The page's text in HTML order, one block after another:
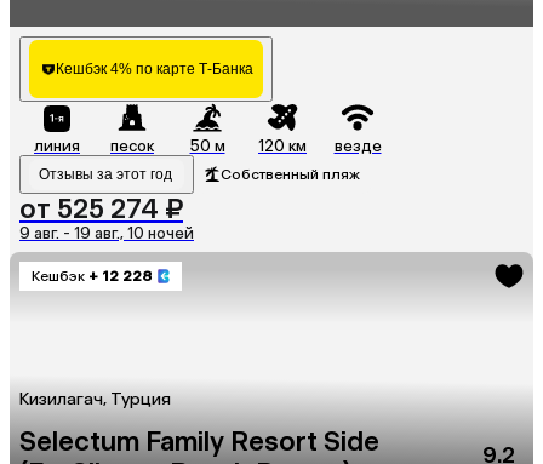
Кешбэк 4% по карте Т-Банка
линия песок 50 м 120 км везде
Отзывы за этот год Собственный пляж
от 525 274 ₽
9 авг. - 19 авг., 10 ночей
Кешбэк + 12 228
Кизилагач, Турция
Selectum Family Resort Side
9.2